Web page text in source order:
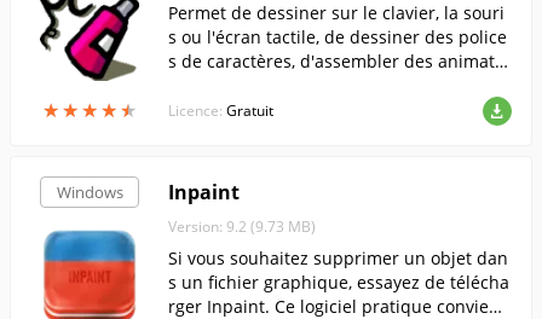
★★★★★
★★★★★
Permet de dessiner sur le clavier, la souri
s ou l'écran tactile, de dessiner des police
s de caractères, d'assembler des animatio
s vidéos de la webcam, etc.
Licence: Gratuit
Windows Inpaint
Version: 9.2 (9.73 MB)
Si vous souhaitez supprimer un objet dan
s un fichier graphique, essayez de télécha
rger Inpaint. Ce logiciel pratique convient